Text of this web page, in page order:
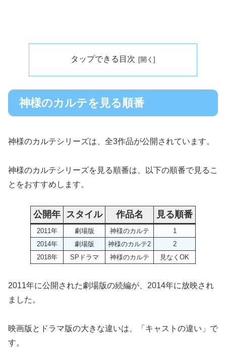
タップできる目次
神様のカルテを見る順番
神様のカルテシリーズは、全3作品が公開されています。
神様のカルテシリーズを見る順番は、以下の順番で見るこ
とをおすすめします。
公開年 スタイル 作品名 見る順番
2011年 劇場版 神様のカルテ
1
2014年
劇場版 神様のカルテ2
2
2018年
SPドラマ 神様のカルテ 見なくOK
2011年に公開された劇場版の続編が、2014年に放映され
ました。
映画版とドラマ版の大きな違いは、「キャストの違い」で
す。